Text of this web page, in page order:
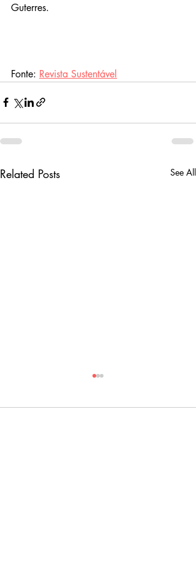
Guterres.
Fonte: Revista Sustentável
Related Posts See All